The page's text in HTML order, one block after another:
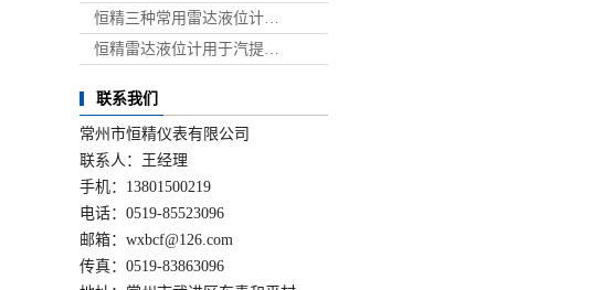
恒精三种常用雷达液位计…
恒精雷达液位计用于汽提…
联系我们
常州市恒精仪表有限公司
联系人：王经理
手机：13801500219
电话：0519-85523096
邮箱：wxbcf@126.com
传真：0519-83863096